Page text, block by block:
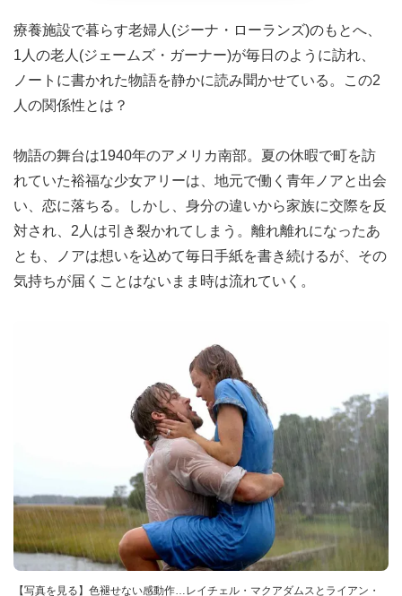
療養施設で暮らす老婦人(ジーナ・ローランズ)のもとへ、
1人の老人(ジェームズ・ガーナー)が毎日のように訪れ、
ノートに書かれた物語を静かに読み聞かせている。この2
人の関係性とは？
物語の舞台は1940年のアメリカ南部。夏の休暇で町を訪
れていた裕福な少女アリーは、地元で働く青年ノアと出会
い、恋に落ちる。しかし、身分の違いから家族に交際を反
対され、2人は引き裂かれてしまう。離れ離れになったあ
とも、ノアは想いを込めて毎日手紙を書き続けるが、その
気持ちが届くことはないまま時は流れていく。
【写真を見る】色褪せない感動作…レイチェル・マクアダムスとライアン・